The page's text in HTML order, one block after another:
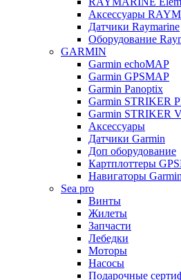
Аксессуары
Датчики Raymarine
Оборудование
GARMIN
Garmin echoMAP
Garmin GPSMAP
Garmin Panoptix
Garmin STRIKER
Garmin STRIKER
Аксессуары
Датчики Garmin
Доп оборудование
Картплоттеры
Навигаторы Garmin
Sea pro
Винты
Жилеты
Запчасти
Лебедки
Моторы
Насосы
Подарочные